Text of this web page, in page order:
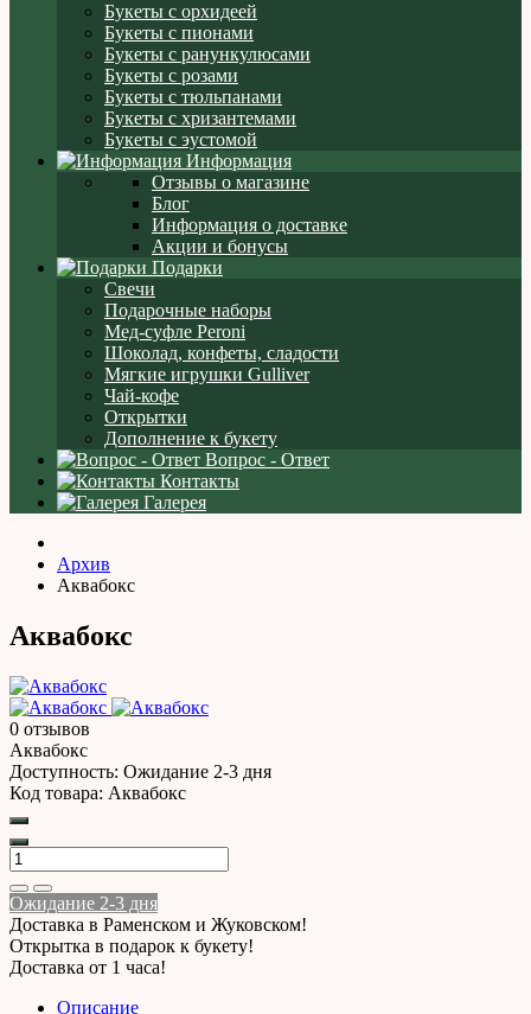
Букеты с орхидеей
Букеты с пионами
Букеты с ранункулюсами
Букеты с розами
Букеты с тюльпанами
Букеты с хризантемами
Букеты с эустомой
Информация
Отзывы о магазине
Блог
Информация о доставке
Акции и бонусы
Подарки
Свечи
Подарочные наборы
Мед-суфле Peroni
Шоколад, конфеты, сладости
Мягкие игрушки Gulliver
Чай-кофе
Открытки
Дополнение к букету
Вопрос - Ответ
Контакты
Галерея
Архив
Аквабокс
Аквабокс
0 отзывов
Аквабокс
Доступность: Ожидание 2-3 дня
Код товара: Аквабокс
Ожидание 2-3 дня
Доставка в Раменском и Жуковском!
Открытка в подарок к букету!
Доставка от 1 часа!
Описание